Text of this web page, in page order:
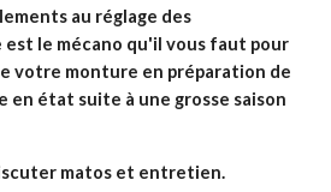
au réglage des
est le mécano qu'il vous faut pour
votre monture en préparation de
en état suite à une grosse saison
matos et entretien.